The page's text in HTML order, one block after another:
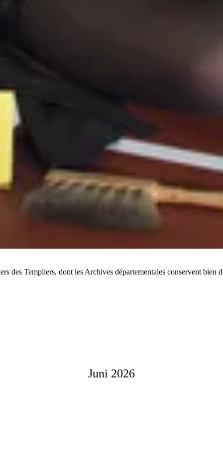
Templiers, dont les Archives départementales conservent bien
Juni 2026